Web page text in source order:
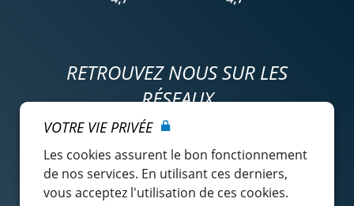
RETROUVEZ NOUS SUR LES
RÉSEAUX
VOTRE VIE PRIVÉE
Les cookies assurent le bon fonctionnement
de nos services. En utilisant ces derniers,
vous acceptez l'utilisation de ces cookies.